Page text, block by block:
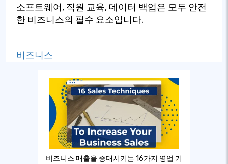
소프트웨어, 직원 교육, 데이터 백업은 모두 안전
한 비즈니스의 필수 요소입니다.
비즈니스
비즈니스 매출을 증대시키는 16가지 영업 기